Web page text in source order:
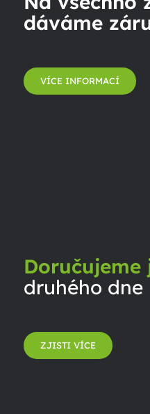
dáváme
VÍCE INFORMACÍ
Doručujeme
druhého dne
ZJISTI VÍCE